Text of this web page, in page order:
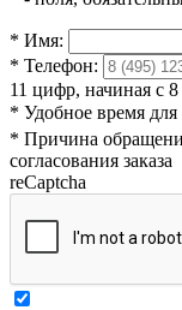
* Имя:
* Телефон:
11 цифр, начиная с
* Удобное время для
* Причина
согласования заказа
reCaptcha